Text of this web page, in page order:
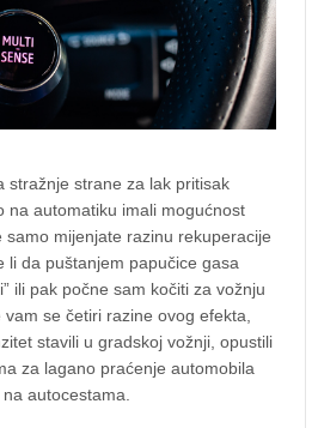
stražnje strane za lak pritisak
na automatiku imali mogućnost
samo mijenjate razinu rekuperacije
li da puštanjem papučice gasa
ili pak počne sam kočiti za vožnju
se četiri razine ovog efekta,
stavili u gradskoj vožnji, opustili
za lagano praćenje automobila
autocestama.